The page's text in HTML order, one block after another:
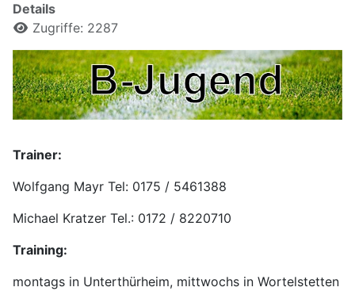
Details
Zugriffe: 2287
Trainer:
Wolfgang Mayr Tel: 0175 / 5461388
Michael Kratzer Tel.: 0172 / 8220710
Training:
montags in Unterthürheim, mittwochs in Wortelstetten